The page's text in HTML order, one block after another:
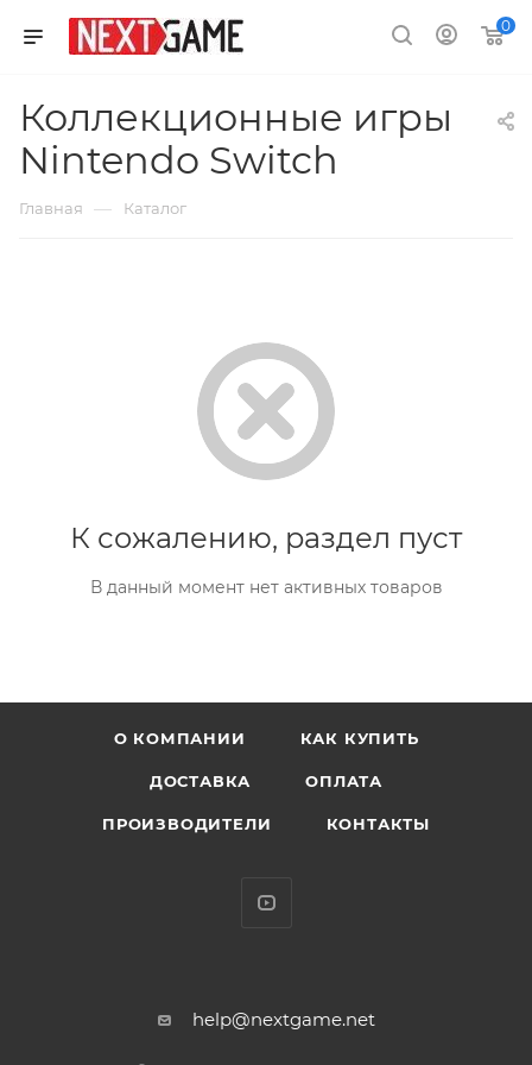
0
Коллекционные игры
Nintendo Switch
Главная — Каталог
К сожалению, раздел пуст
В данный момент нет активных товаров
О КОМПАНИИ КАК КУПИТЬ
ДОСТАВКА ОПЛАТА
ПРОИЗВОДИТЕЛИ КОНТАКТЫ
help@nextgame.net